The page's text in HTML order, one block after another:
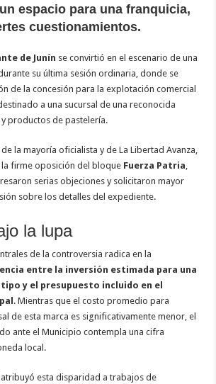
espacio para una franquicia,
cuestionamientos.
de Junín se convirtió en el escenario de una
su última sesión ordinaria, donde se
de la concesión para la explotación comercial
a una sucursal de una reconocida
productos de pastelería.
la mayoría oficialista y de La Libertad Avanza,
firme oposición del bloque Fuerza Patria,
serias objeciones y solicitaron mayor
sobre los detalles del expediente.
la lupa
de la controversia radica en la
entre la inversión estimada para una
y el presupuesto incluido en el
. Mientras que el costo promedio para
de esta marca es significativamente menor, el
ante el Municipio contempla una cifra
local.
esta disparidad a trabajos de